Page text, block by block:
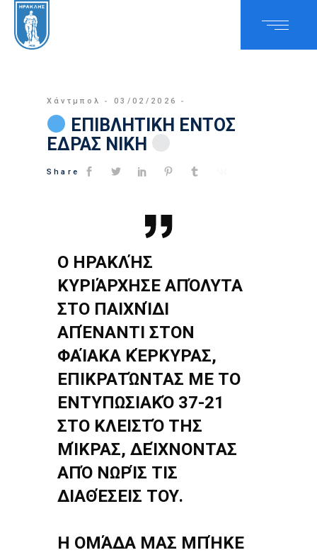
Χάντμπολ 03/02/2026
ΕΠΙΒΛΗΤΙΚΗ ΕΝΤΟΣ
ΕΔΡΑΣ ΝΙΚΗ
Share
Ο ΗΡΑΚΛΉΣ
ΚΥΡΙΆΡΧΗΣΕ ΑΠΌΛΥΤΑ
ΣΤΟ ΠΑΙΧΝΊΔΙ
ΑΠΈΝΑΝΤΙ ΣΤΟΝ
ΦΑΊΑΚΑ ΚΈΡΚΥΡΑΣ,
ΕΠΙΚΡΑΤΏΝΤΑΣ ΜΕ ΤΟ
ΕΝΤΥΠΩΣΙΑΚΌ 37-21
ΣΤΟ ΚΛΕΙΣΤΌ ΤΗΣ
ΜΊΚΡΑΣ, ΔΕΊΧΝΟΝΤΑΣ
ΑΠΌ ΝΩΡΊΣ ΤΙΣ
ΔΙΑΘΈΣΕΙΣ ΤΟΥ.
Η ΟΜΆΔΑ ΜΑΣ ΜΠΉΚΕ